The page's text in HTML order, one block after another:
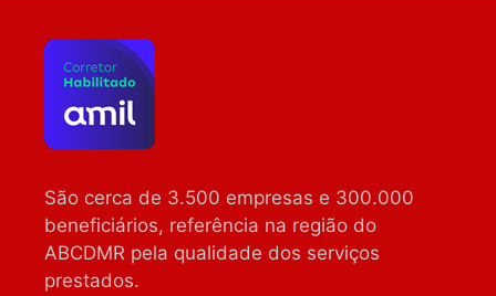
São cerca de 3.500 empresas e 300.000
beneficiários, referência na região do
ABCDMR pela qualidade dos serviços
prestados.